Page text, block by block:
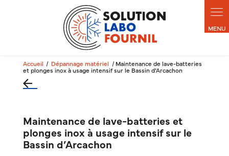
Accueil Dépannage matériel
Maintenance de lave-batteries
et plonges inox à usage intensif sur le Bassin d’Arcachon
Maintenance de lave-batteries et
plonges inox à usage intensif sur le
Bassin d’Arcachon